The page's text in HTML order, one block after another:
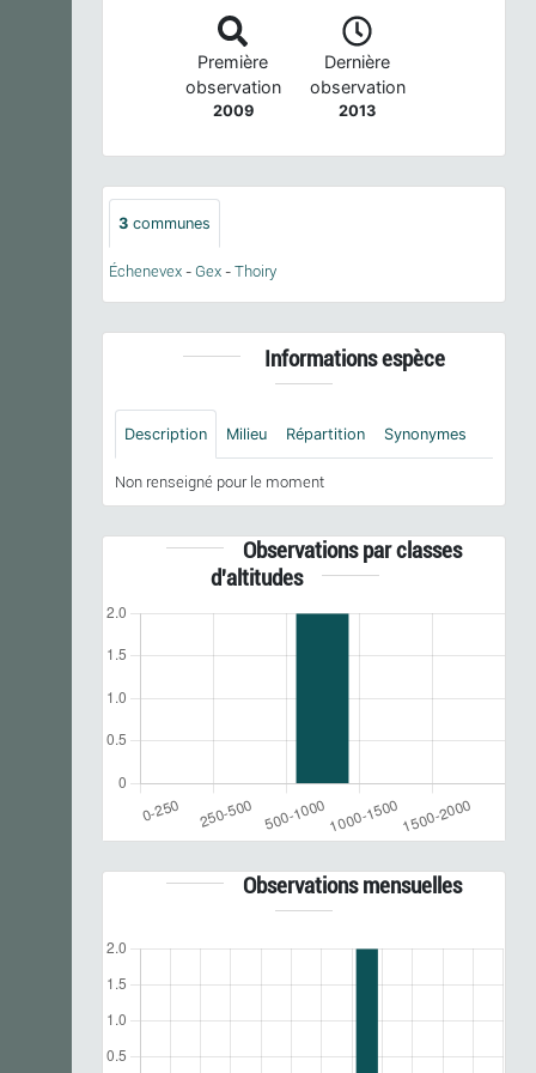
Première
observation
2009
Dernière
observation
2013
3 communes
Échenevex - Gex - Thoiry
Informations espèce
Description Milieu Répartition Synonymes
Non renseigné pour le moment
Observations par classes
d'altitudes
Observations mensuelles